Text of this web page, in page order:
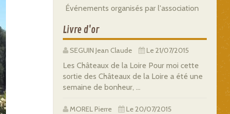
Événements organisés par l'association
Livre d'or
SEGUIN Jean Claude Le 21/07/2015
Les Châteaux de la Loire Pour moi cette
sortie des Châteaux de la Loire a été une
semaine de bonheur, ...
MOREL Pierre Le 20/07/2015